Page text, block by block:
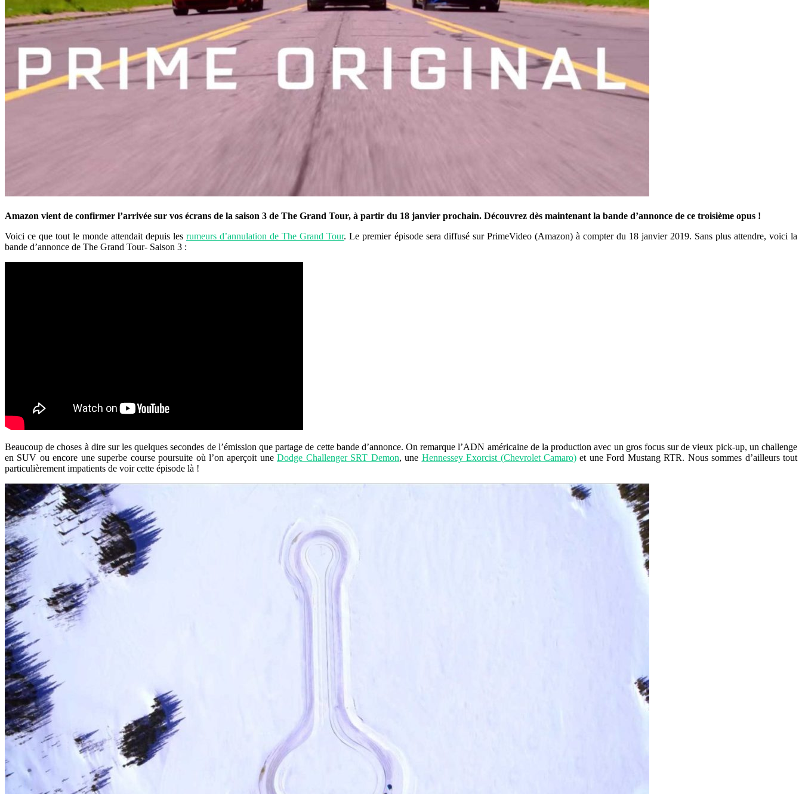
Amazon vient de confirmer l’arrivée sur vos écrans de la saison 3 de The Grand Tour, à partir du 18 janvier prochain. Découvrez dès maintenant la bande d’annonce de ce troisième opus !
Voici ce que tout le monde attendait depuis lesrumeurs d’annulation de The Grand Tour. Le premier épisode sera diffusé sur PrimeVideo (Amazon) à compter du 18 janvier 2019. Sans plus attendre, voici la
bande d’annonce de The Grand Tour- Saison 3 :
Beaucoup de choses à dire sur les quelques secondes de l’émission que partage de cette bande d’annonce. On remarque l’ADN américaine de la production avec un gros focus sur de vieux pick-up, un challenge
en SUV ou encore une superbe course poursuite où l’on aperçoit uneDodge Challenger SRT Demon, une Hennessey Exorcist (Chevrolet Camaro) et une Ford Mustang RTR. Nous sommes d’ailleurs tout
particulièrement impatients de voir cette épisode là !